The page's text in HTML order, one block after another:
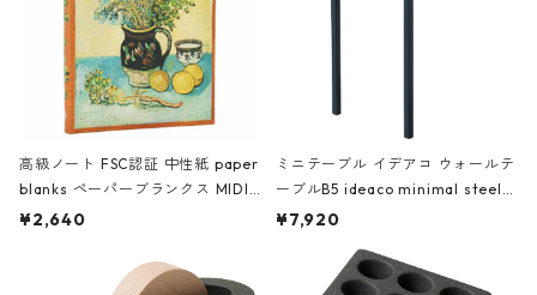
高級ノート FSC認証 中性紙 paper
blanks ペーパーブランクス MIDI
ハードカバー 罫線 ヴァン・ゴッホ
¥2,640
ミニテーブル イデアコ ウォールテ
ーブルB5 ideaco minimal steel f
urniture WALL Table B5 ネイビー
¥7,920